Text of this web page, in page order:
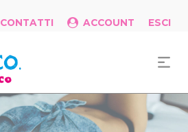
CONTATTI ACCOUNT ESCI